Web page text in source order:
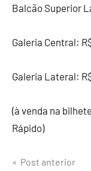
Balcão Superior
Galeria Central:
Galeria Lateral:
(à venda na
Rápido)
Post anterior